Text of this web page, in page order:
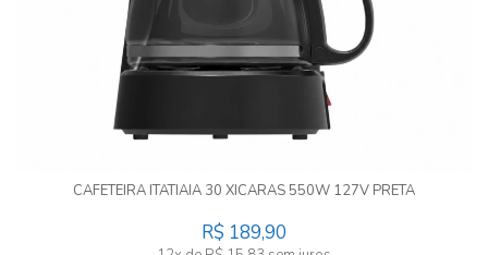
CAFETEIRA ITATIAIA 30 XICARAS 550W 127V PRETA
R$ 189,90